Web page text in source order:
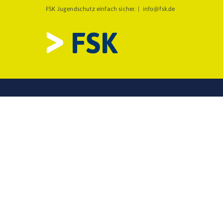
FSK Jugendschutz einfach sicher. info@fsk.de